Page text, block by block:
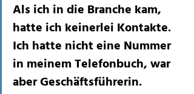
Als ich in die Branche kam,
hatte ich keinerlei Kontakte.
Ich hatte nicht eine Nummer
in meinem Telefonbuch, war
aber Geschäftsführerin.